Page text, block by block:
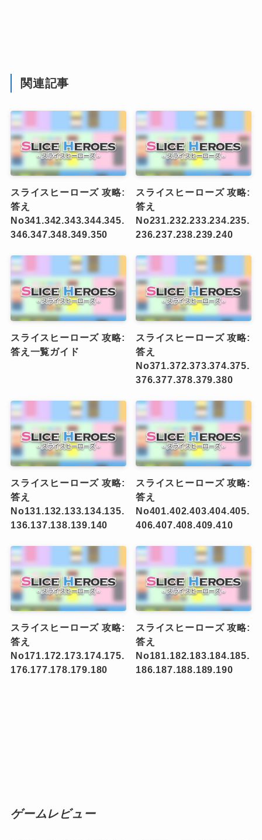
関連記事
スライスヒーローズ 攻略:
答え
No341.342.343.344.345.
346.347.348.349.350
スライスヒーローズ 攻略:
答え
No231.232.233.234.235.
236.237.238.239.240
スライスヒーローズ 攻略:
答え一覧ガイド
スライスヒーローズ 攻略:
答え
No371.372.373.374.375.
376.377.378.379.380
スライスヒーローズ 攻略:
答え
No131.132.133.134.135.
136.137.138.139.140
スライスヒーローズ 攻略:
答え
No401.402.403.404.405.
406.407.408.409.410
スライスヒーローズ 攻略:
答え
No171.172.173.174.175.
176.177.178.179.180
スライスヒーローズ 攻略:
答え
No181.182.183.184.185.
186.187.188.189.190
ゲームレビュー